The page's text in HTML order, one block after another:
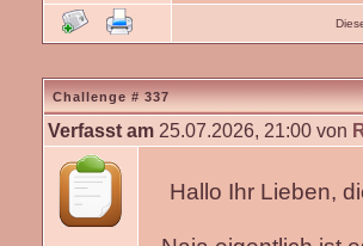
Challenge # 337
Verfasst am 25.07.2026, 21:00 von
Hallo Ihr Lieben,